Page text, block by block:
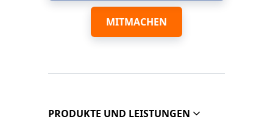
PRODUKTE UND LEISTUNGEN